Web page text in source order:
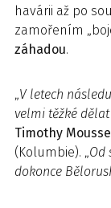
havárii až po
zamořením
záhadou.
„V letech
velmi těžké
Timothy
(Kolumbie). „Od
dokonce